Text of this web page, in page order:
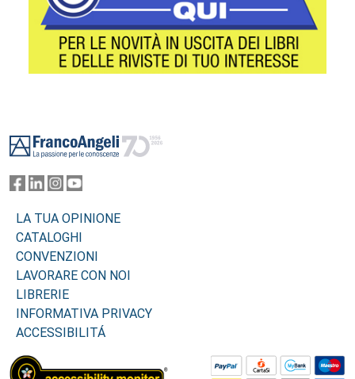
LA TUA OPINIONE
CATALOGHI
CONVENZIONI
LAVORARE CON NOI
LIBRERIE
INFORMATIVA PRIVACY
ACCESSIBILITÁ